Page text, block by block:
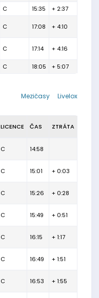
C 15:35 + 2:37
C 17:08 + 4:10
C 17:14 + 4:16
C 18:05 + 5:07
Livelox
Mezičasy
LICENCE ČAS ZTRÁTA
C 14:58
C 15:01 + 0:03
C 15:26 + 0:28
C 15:49 + 0:51
C 16:15 + 1:17
C 16:49 + 1:51
C 16:53 + 1:55